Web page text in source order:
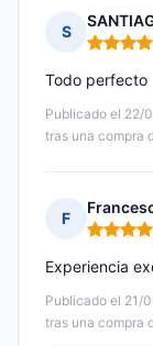
S
Nota: 5
Publicado el 22/
tras una compra
Todo perfecto
F
Nota: 5
Publicado el 21/
tras una compra
Experiencia